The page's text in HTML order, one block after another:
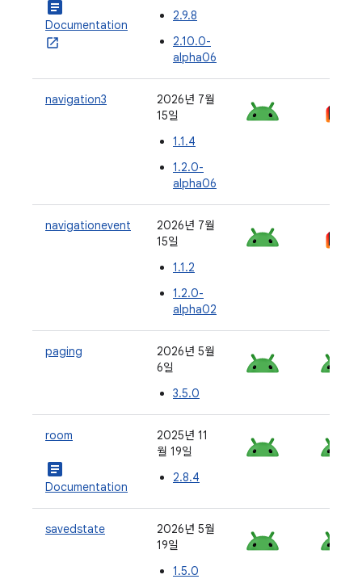
article
Documentation
2.9.8
2.10.0-
alpha06
navigation3
2026년 7월
15일
1.1.4
1.2.0-
alpha06
navigationevent
2026년 7월
15일
1.1.2
1.2.0-
alpha02
paging
2026년 5월
6일
3.5.0
room
article
Documentation
2025년 11
월 19일
2.8.4
savedstate
2026년 5월
19일
1.5.0